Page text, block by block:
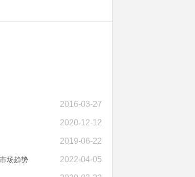
2016-03-27
2020-12-12
2019-06-22
2022-04-05
场趋势